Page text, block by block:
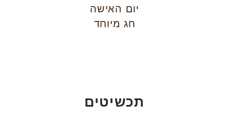
יום האישה
חג מיוחד
תכשיטים